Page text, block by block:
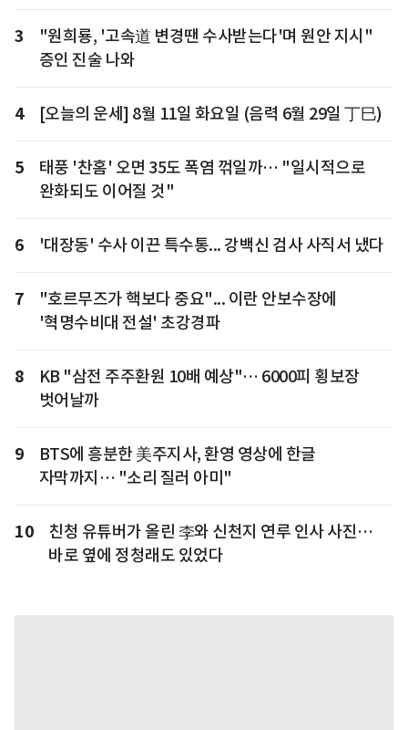
3
"원희룡, '고속道 변경땐 수사받는다'며 원안 지시"
증인 진술 나와
4 [오늘의 운세] 8월 11일 화요일 (음력 6월 29일 丁巳)
5
태풍 '찬홈' 오면 35도 폭염 꺾일까… "일시적으로
완화되도 이어질 것"
6 '대장동' 수사 이끈 특수통... 강백신 검사 사직서 냈다
7
"호르무즈가 핵보다 중요"... 이란 안보수장에
'혁명수비대 전설' 초강경파
8
KB "삼전 주주환원 10배 예상"… 6000피 횡보장
벗어날까
9
BTS에 흥분한 美주지사, 환영 영상에 한글
자막까지… "소리 질러 아미"
10
친청 유튜버가 올린 李와 신천지 연루 인사 사진…
바로 옆에 정청래도 있었다